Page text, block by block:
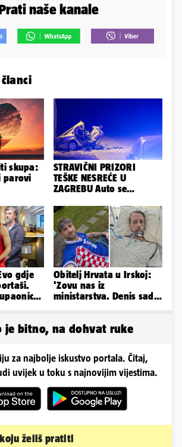
naše kanale
skupa:
parovi
STRAVIČNI PRIZORI
TEŠKE NESREĆE U
ZAGREBU Auto se
poginuo
gdje
Obitelj Hrvata u Irskoj:
'Zovu nas iz
ministarstva. Denis sada
je bitno, na dohvat ruke
za najbolje iskustvo portala. Čitaj,
uvijek u toku s najnovijim vijestima.
želiš pratiti